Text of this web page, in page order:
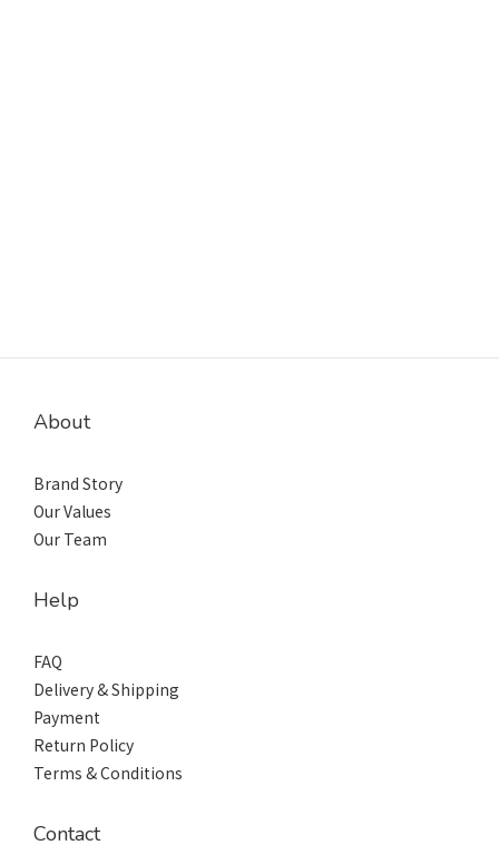
About
Brand Story
Our Values
Our Team
Help
FAQ
Delivery & Shipping
Payment
Return Policy
Terms & Conditions
Contact